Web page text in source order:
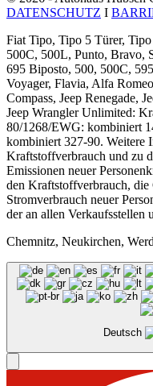
DATENSCHUTZ I
Fiat Tipo, Tipo 5 Türer,
500C, 500L, Punto, Bravo,
695 Biposto, 500, 500C,
Voyager, Flavia, Alfa
Compass, Jeep Renegade,
Jeep Wrangler Unlimited:
80/1268/EWG: kombiniert
kombiniert 327-90. Weitere
Kraftstoffverbrauch und zu
Emissionen neuer
den Kraftstoffverbrauch,
Stromverbrauch neuer
der an allen Verkaufsstellen
Chemnitz, Neukirchen,
Deutsch